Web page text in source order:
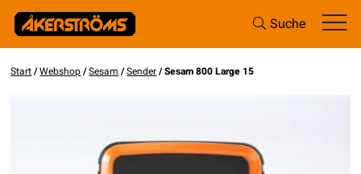
Suche
Start/Webshop/Sesam /Sender/ Sesam 800 Large 15